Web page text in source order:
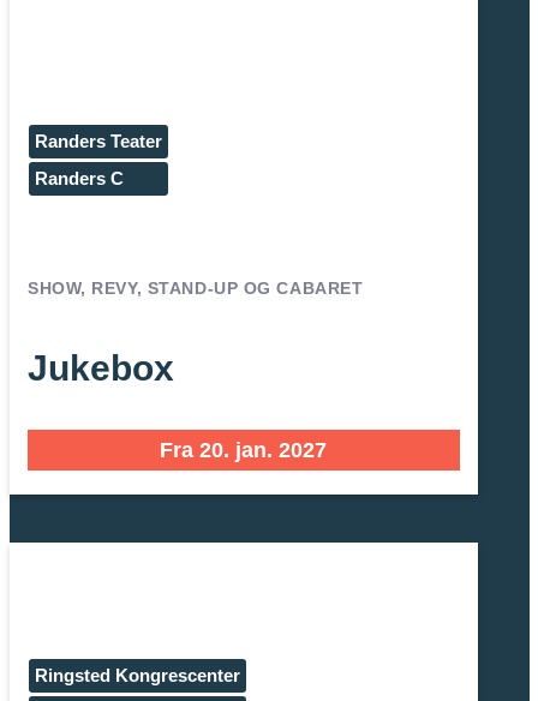
Randers Teater
Randers C
SHOW, REVY, STAND-UP OG CABARET
Jukebox
Fra 20. jan. 2027
Ringsted Kongrescenter